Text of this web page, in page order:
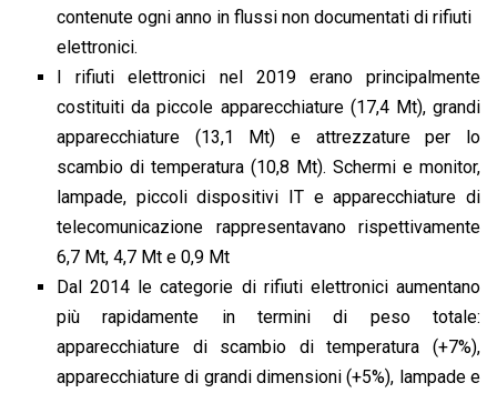
contenute ogni anno in flussi non documentati di rifiuti
elettronici.
I rifiuti elettronici nel 2019 erano principalmente
costituiti da piccole apparecchiature (17,4 Mt), grandi
apparecchiature (13,1 Mt) e attrezzature per lo
scambio di temperatura (10,8 Mt). Schermi e monitor,
lampade, piccoli dispositivi IT e apparecchiature di
telecomunicazione rappresentavano rispettivamente
6,7 Mt, 4,7 Mt e 0,9 Mt
Dal 2014 le categorie di rifiuti elettronici aumentano
più rapidamente in termini di peso totale:
apparecchiature di scambio di temperatura (+7%),
apparecchiature di grandi dimensioni (+5%), lampade e